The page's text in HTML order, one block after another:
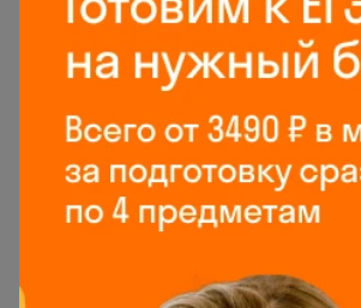
9.4K
Математический маятник
К следующей статье